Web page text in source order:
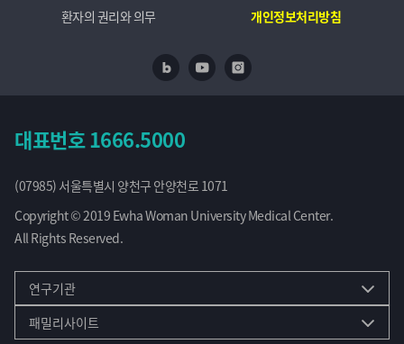
환자의 권리와 의무 개인정보처리방침
네이버 블로그
유투브
대표번호1666.5000
(07985) 서울특별시 양천구 안양천로 1071
Copyright © 2019 Ewha Woman University Medical Center.
All Rights Reserved.
연구기관
패밀리사이트